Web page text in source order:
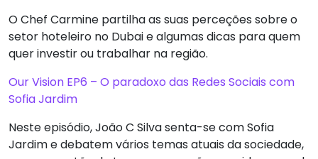
O Chef Carmine partilha as suas perceções sobre o
setor hoteleiro no Dubai e algumas dicas para quem
quer investir ou trabalhar na região.
Our Vision EP6 – O paradoxo das Redes Sociais com
Sofia Jardim
Neste episódio, João C Silva senta-se com Sofia
Jardim e debatem vários temas atuais da sociedade,